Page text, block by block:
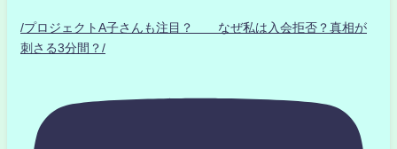
/プロジェクトA子さんも注目？ なぜ私は入会拒否？真相が
刺さる3分間？/